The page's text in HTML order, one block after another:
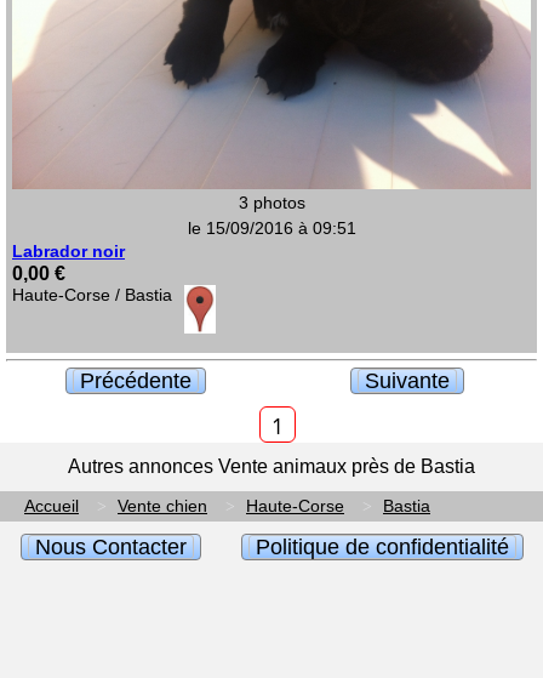
3 photos
le 15/09/2016 à 09:51
Labrador noir
0,00 €
Haute-Corse / Bastia
Précédente Suivante
1
Autres annonces Vente animaux près de Bastia
Accueil Vente chien Haute-Corse Bastia
Nous Contacter Politique de confidentialité